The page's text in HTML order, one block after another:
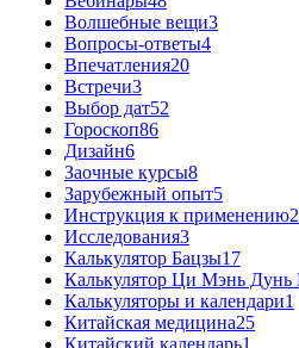
Волшебные вещи3
Вопросы-ответы4
Впечатления20
Встречи3
Выбор дат52
Гороскоп86
Дизайн6
Заочные курсы8
Зарубежный опыт5
Инструкция к применению
Исследования3
Калькулятор Бацзы17
Калькулятор Ци Мэнь Дунь
Калькуляторы и календари1
Китайская медицина25